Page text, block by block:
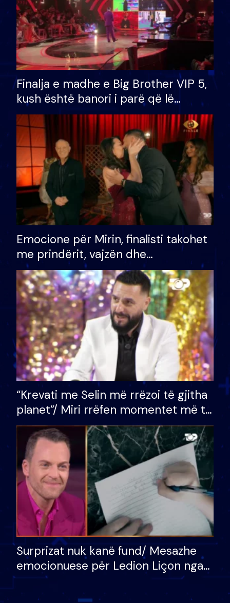
Finalja e madhe e Big Brother VIP 5,
kush është banori i parë që lë
shtëpinë dhe humb mundësinë për
të fituar çmimin e madh
Emocione për Mirin, finalisti takohet
me prindërit, vajzën dhe
bashkëshorten: S’kemi ndonjë letër
divorci apo jo?
“Krevati me Selin më rrëzoi të gjitha
planet”/ Miri rrëfen momentet më të
bukura në shtëpinë e BB VIP: Do më
mungojë zilja e mëngjesit kur…
Surprizat nuk kanë fund/ Mesazhe
emocionuese për Ledion Liçon nga
nëna dhe fëmijët e tij, moderatori
nuk i mban dot lotët: Nuk meritoj…